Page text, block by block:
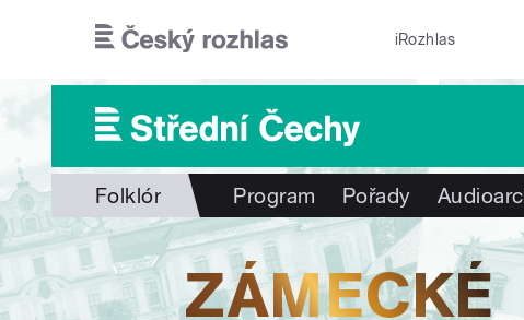
iRozhlas
Folklór Program Pořady